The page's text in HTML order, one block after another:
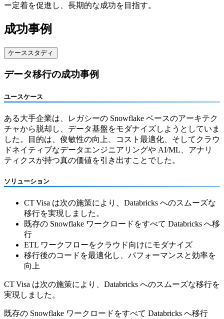
ー定着を促進し、長期的な成功を目指す。
成功事例
ケーススタディ
データ移行の成功事例
ユースケース
ある大手企業は、レガシーの Snowflake ベースのアーキテク
チャから脱却し、データ基盤をモダナイズしようとしていま
した。目的は、俊敏性の向上、コスト最適化、そしてクラウ
ドネイティブなデータエンジニアリングや AI/ML、アナリ
ティクスが持つ真の価値を引き出すことでした。
ソリューション
CT Visa は次の施策により、Databricks へのスムーズな
移行を実現しました。
既存の Snowflake ワークロードをすべて Databricks へ移
行
ETL ワークフローをクラウド向けにモダナイズ
移行後のコードを最適化し、パフォーマンスと効率を
向上
CT Visa は次の施策により、Databricks へのスムーズな移行を
実現しました。
既存の Snowflake ワークロードをすべて Databricks へ移行